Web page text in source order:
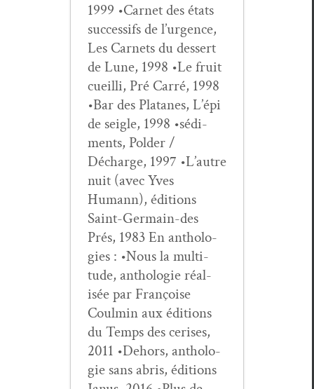
1999 •Car­net des états
suc­ces­sifs de l’ur­gence,
Les Car­nets du dessert
de Lune, 1998 •Le fruit
cueil­li, Pré Car­ré, 1998
•Bar des Pla­tanes, L’épi
de sei­gle, 1998 •sédi­
ments, Pold­er /
Décharge, 1997 •L’autre
nuit (avec Yves
Humann), édi­tions
Saint-Ger­main-des
Prés, 1983 En antholo­
gies : •Nous la mul­ti­
tude, antholo­gie réal­
isée par Françoise
Coul­min aux édi­tions
du Temps des ceris­es,
2011 •Dehors, antholo­
gie sans abris, édi­tions